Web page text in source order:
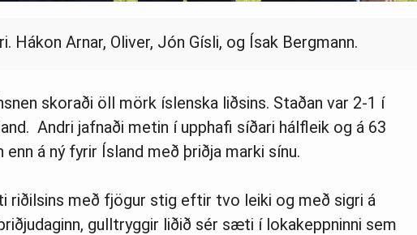
Hákon Arnar, Oliver, Jón Gísli, og Ísak Bergmann.
skoraði öll mörk ís­lenska liðsins. Staðan var 2-1 í
Andri jafnaði metin í upphafi síðari hálfleik og á 63
enn á ný fyrir Ísland með þriðja marki sínu.
riðils­ins með fjög­ur stig eft­ir tvo leiki og með sigri á
gull­trygg­ir liðið sér sæti í loka­keppn­inni sem